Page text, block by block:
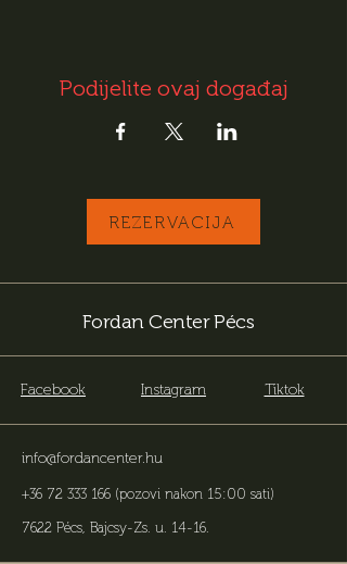
Podijelite ovaj događaj
REZERVACIJA
Fordan Center Pécs
Facebook Instagram Tiktok
info@fordancenter.hu
+36 72 333 166 (pozovi nakon 15:00 sati)
7622 Pécs, Bajcsy-Zs. u. 14-16.